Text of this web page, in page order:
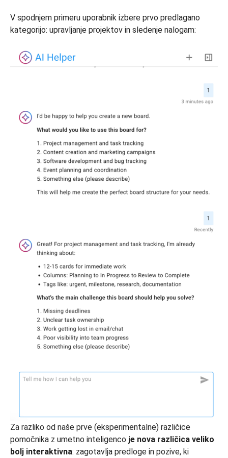
V spodnjem primeru uporabnik izbere prvo predlagano
kategorijo: upravljanje projektov in sledenje nalogam:
Za razliko od naše prve (eksperimentalne) različice
pomočnika z umetno inteligenco je nova različica veliko
bolj interaktivna: zagotavlja predloge in pozive, ki